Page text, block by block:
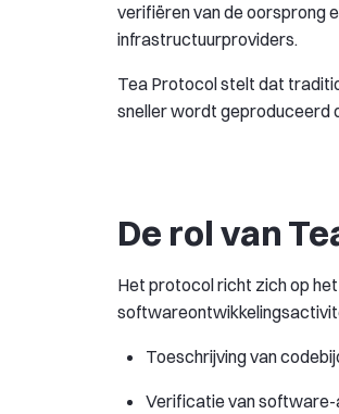
verifiëren van de oorsprong
infrastructuurproviders.
Tea Protocol stelt dat
sneller wordt geproduceerd
De rol van
Het protocol richt zich op
Toeschrijving van
Verificatie van software-